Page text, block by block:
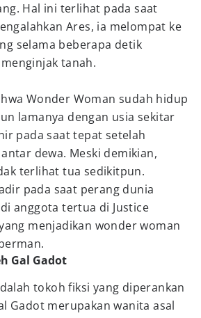
Hal ini terlihat pada saat
Ares, ia melompat ke
selama beberapa detik
tanah.
Wonder Woman sudah hidup
lamanya dengan usia sekitar
pada saat tepat setelah
dewa. Meski demikian,
terlihat tua sedikitpun.
pada saat perang dunia
anggota tertua di Justice
menjadikan wonder woman
Gal Gadot
tokoh fiksi yang diperankan
Gadot merupakan wanita asal